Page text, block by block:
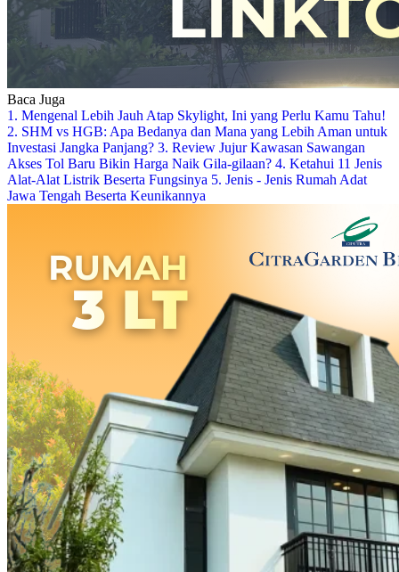
Baca Juga
1. Mengenal Lebih Jauh Atap Skylight, Ini yang Perlu Kamu Tahu!
2. SHM vs HGB: Apa Bedanya dan Mana yang Lebih Aman untuk
Investasi Jangka Panjang? 3. Review Jujur Kawasan Sawangan
Akses Tol Baru Bikin Harga Naik Gila-gilaan? 4. Ketahui 11 Jenis
Alat-Alat Listrik Beserta Fungsinya 5. Jenis - Jenis Rumah Adat
Jawa Tengah Beserta Keunikannya